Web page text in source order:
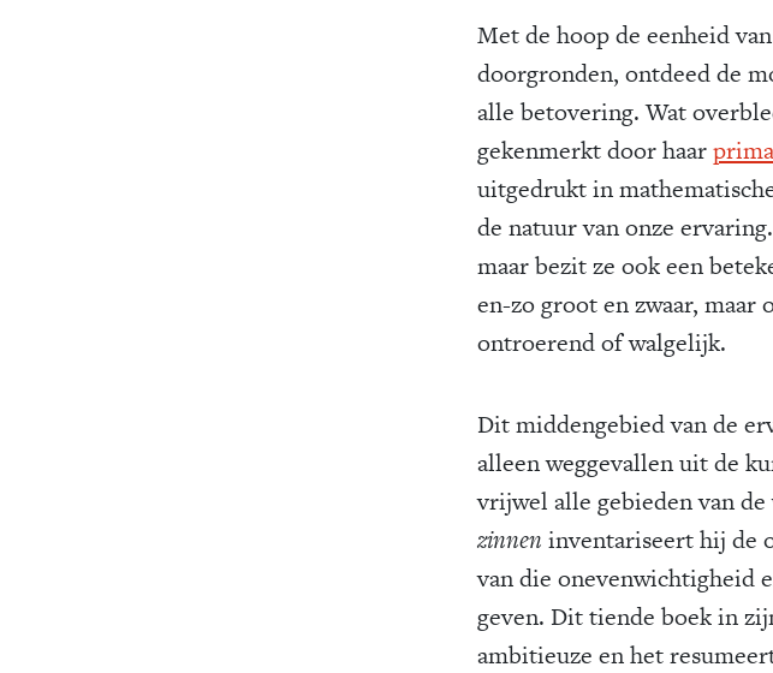
Met de hoop de eenheid
doorgronden, ontdeed de
alle betovering. Wat
gekenmerkt door haar
uitgedrukt in
de natuur van onze
maar bezit ze ook een
en-zo groot en zwaar,
ontroerend of walgelijk.
Dit middengebied van de
alleen weggevallen uit de
vrijwel alle gebieden van
zinnen inventariseert hij de
van die onevenwichtigheid
geven. Dit tiende boek in
ambitieuze en het